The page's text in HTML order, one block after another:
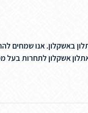
באשקלון. אנו
אשקלון לתחרות